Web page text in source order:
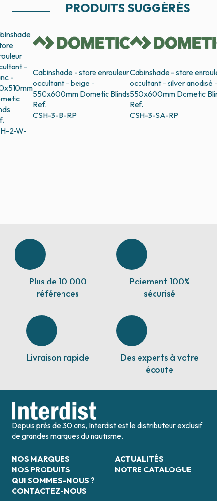
PRODUITS SUGGÉRÉS
-
-
2-W-
Cabinshade - store enrouleur
occultant - beige -
550x600mm Dometic Blinds
Ref.
CSH-3-B-RP
Cabinshade - store
occultant - silver anodisé -
550x600mm Dometic
Ref.
CSH-3-SA-RP
Plus de 10 000
références
Paiement 100%
sécurisé
Livraison rapide
Des experts à votre
écoute
Depuis près de 30 ans, Interdist est le distributeur exclusif
de grandes marques du nautisme.
NOS MARQUES
NOS PRODUITS
QUI SOMMES-NOUS ?
CONTACTEZ-NOUS
ACTUALITÉS
NOTRE CATALOGUE